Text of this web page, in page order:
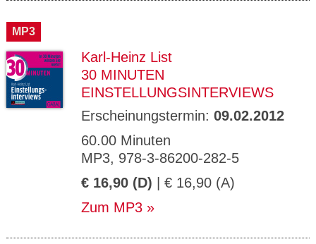
MP3
Karl-Heinz List
30 MINUTEN
EINSTELLUNGSINTERVIEWS
Erscheinungstermin: 09.02.2012
60.00 Minuten
MP3, 978-3-86200-282-5
€ 16,90 (D) | € 16,90 (A)
Zum MP3